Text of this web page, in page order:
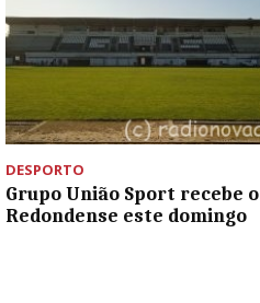
DESPORTO
Grupo União Sport recebe o
Redondense este domingo